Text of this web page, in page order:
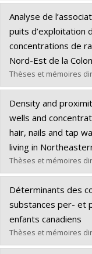
Graduate :Bloch,
Cycle :Doctoral
Grade :Ph. D.
Lien vers le
Analyse de
puits d’exploitation
concentrations de
Nord-Est de la
Thèses et mémoires
Graduate :
Cycle :Master's
Grade :M. Sc.
Lien vers le
Density and
wells and
hair, nails and tap
living in
Thèses et mémoires
Graduate :
Cycle :Master's
Grade : M.A.
Lien vers le
Déterminants des
substances per- et
enfants canadiens
Thèses et mémoires